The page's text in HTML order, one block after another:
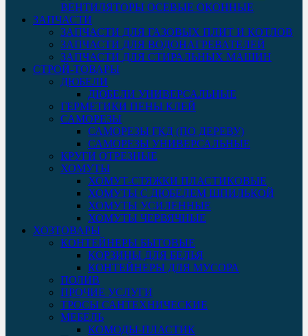
ВЕНТИЛЯТОРЫ ОСЕВЫЕ ОКОННЫЕ
ЗАПЧАСТИ
ЗАПЧАСТИ ДЛЯ ГАЗОВЫХ ПЛИТ И КОТЛОВ
ЗАПЧАСТИ ДЛЯ ВОДОНАГРЕВАТЕЛЕЙ
ЗАПЧАСТИ ДЛЯ СТИРАЛЬНЫХ МАШИН
СТРОЙ-ТОВАРЫ
ДЮБЕЛИ
ДЮБЕЛИ УНИВЕРСАЛЬНЫЕ
ГЕРМЕТИКИ ПЕНЫ КЛЕЙ
САМОРЕЗЫ
САМОРЕЗЫ ГКД (ПО ДЕРЕВУ)
САМОРЕЗЫ УНИВЕРСАЛЬНЫЕ
КРУГИ ОТРЕЗНЫЕ
ХОМУТЫ
ХОМУТ-СТЯЖКИ ПЛАСТИКОВЫЕ
ХОМУТЫ С ДЮБЕЛЕМ ШПИЛЬКОЙ
ХОМУТЫ УСИЛЕННЫЕ
ХОМУТЫ ЧЕРВЯЧНЫЕ
ХОЗТОВАРЫ
КОНТЕЙНЕРЫ БЫТОВЫЕ
КОРЗИНЫ ДЛЯ БЕЛЬЯ
КОНТЕЙНЕРЫ ДЛЯ МУСОРА
ПОЛИВ
ПРОЧИЕ УСЛУГИ
ТРОСЫ САНТЕХНИЧЕСКИЕ
МЕБЕЛЬ
КОМОДЫ-ПЛАСТИК